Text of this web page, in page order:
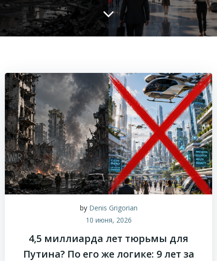
by Denis Grigorian
10 июня, 2026
4,5 миллиарда лет тюрьмы для
Путина? По его же логике: 9 лет за